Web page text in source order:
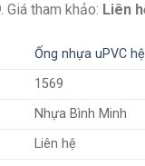
. Giá tham khảo: Liên
Ống nhựa uPVC
1569
Nhựa Bình Minh
Liên hệ